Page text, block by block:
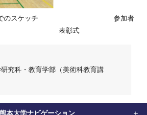
前でのスケッチ 参加者
彰式
究科・教育学部（美術科教育講
熊本大学ナビゲーション